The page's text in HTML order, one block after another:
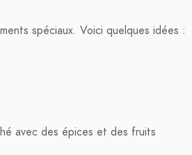
spéciaux. Voici quelques idées :
avec des épices et des fruits